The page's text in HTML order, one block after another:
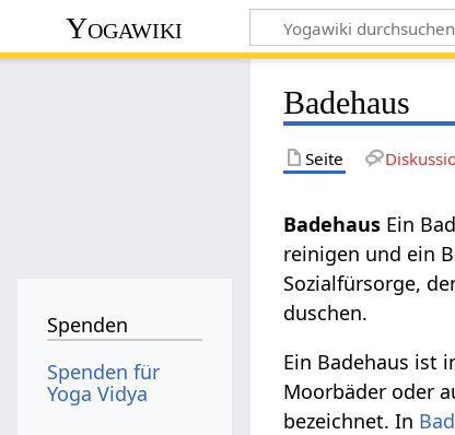
Yogawiki
Badehaus
Seite
Ein
reinigen und ein
Sozialfürsorge,
duschen.
Ein Badehaus ist
Moorbäder oder
bezeichnet. In
Spenden
Spenden für
Yoga Vidya